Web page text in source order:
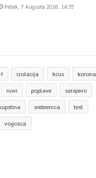
Petak, 7 Augusta 2026, 14:35
izolacija kcus korona
novi poplave sarajevo
srebrenica test
vogosca